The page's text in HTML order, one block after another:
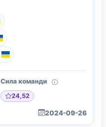
Сила команди
24,52
2024-09-26